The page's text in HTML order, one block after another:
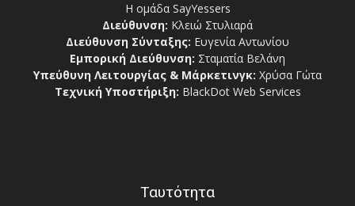
Η ομάδα SayYessers
Διεύθυνση: Κλειώ Στυλιαρά
Διεύθυνση Σύνταξης: Ευγενία Αντωνίου
Εμπορική Διεύθυνση: Σταματία Βελάνη
Υπεύθυνη Λειτουργίας & Μάρκετινγκ: Χρύσα Γώτα
Τεχνική Υποστήριξη: BlackDot Web Services
Ταυτότητα